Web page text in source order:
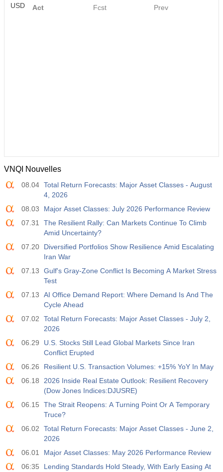
USD
Act
Fcst Prev
VNQI Nouvelles
08.04 Total Return Forecasts: Major Asset Classes - August
4, 2026
08.03
Major Asset Classes: July 2026 Performance Review
07.31
The Resilient Rally: Can Markets Continue To Climb
Amid Uncertainty?
07.20
Diversified Portfolios Show Resilience Amid Escalating
Iran War
07.13
Gulf's Gray-Zone Conflict Is Becoming A Market Stress
Test
07.13
AI Office Demand Report: Where Demand Is And The
Cycle Ahead
07.02
Total Return Forecasts: Major Asset Classes - July 2,
2026
06.29
U.S. Stocks Still Lead Global Markets Since Iran
Conflict Erupted
06.26
Resilient U.S. Transaction Volumes: +15% YoY In May
06.18
2026 Inside Real Estate Outlook: Resilient Recovery
(Dow Jones Indices:DJUSRE)
06.15
The Strait Reopens: A Turning Point Or A Temporary
Truce?
06.02
Total Return Forecasts: Major Asset Classes - June 2,
2026
06.01
Major Asset Classes: May 2026 Performance Review
06:35
Lending Standards Hold Steady, With Early Easing At